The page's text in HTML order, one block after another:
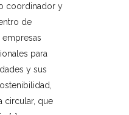
coordinador y
de
empresas
para
y sus
circular, que